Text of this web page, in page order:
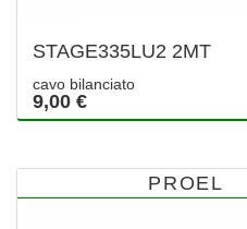
STAGE335LU2 2MT
cavo bilanciato
9,00 €
PROEL